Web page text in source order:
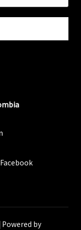
Facebook
by